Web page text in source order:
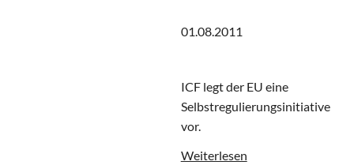
01.08.2011
ICF legt der EU eine
Selbstregulierungsinitiative
vor.
Weiterlesen